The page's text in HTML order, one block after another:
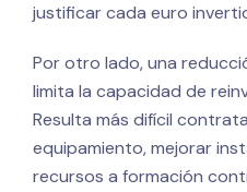
justificar cada euro
Por otro lado, una
limita la capacidad de
Resulta más difícil
equipamiento, mejorar
recursos a formación